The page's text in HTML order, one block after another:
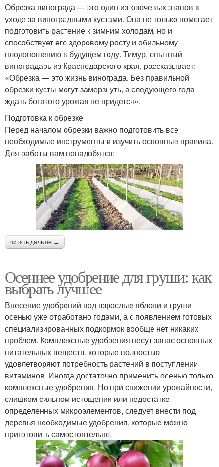
Обрезка винограда — это один из ключевых этапов в
уходе за виноградными кустами. Она не только помогает
подготовить растение к зимним холодам, но и
способствует его здоровому росту и обильному
плодоношению в будущем году. Тимур, опытный
виноградарь из Краснодарского края, рассказывает:
«Обрезка — это жизнь винограда. Без правильной
обрезки кусты могут замерзнуть, а следующего года
ждать богатого урожая не придется».
Подготовка к обрезке
Перед началом обрезки важно подготовить все
необходимые инструменты и изучить основные правила.
Для работы вам понадобятся:
читать дальше →
Осеннее удобрение для груши: как
выбрать лучшее
Внесение удобрений под взрослые яблони и груши
осенью уже отработано годами, а с появлением готовых
специализированных подкормок вообще нет никаких
проблем. Комплексные удобрения несут запас основных
питательных веществ, которые полностью
удовлетворяют потребность растений в поступлении
витаминов. Иногда достаточно применить осенью только
комплексные удобрения. Но при снижении урожайности,
слишком сильном истощении или недостатке
определенных микроэлементов, следует внести под
деревья необходимые удобрения, которые можно
приготовить самостоятельно.